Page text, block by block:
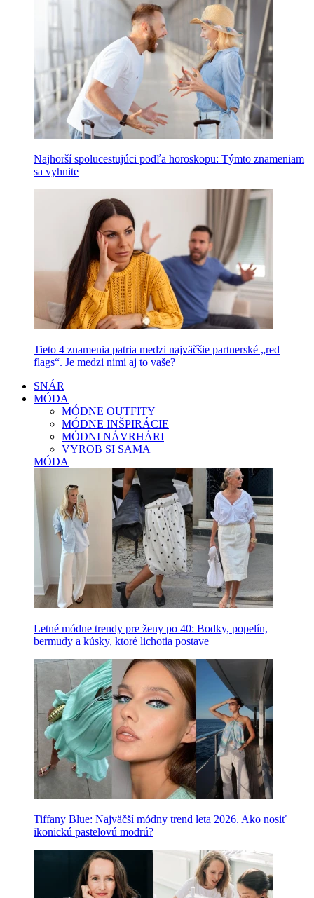
Najhorší spolucestujúci podľa horoskopu: Týmto znameniam
sa vyhnite
Tieto 4 znamenia patria medzi najväčšie partnerské „red
flags“. Je medzi nimi aj to vaše?
SNÁR
MÓDA
MÓDNE OUTFITY
MÓDNE INŠPIRÁCIE
MÓDNI NÁVRHÁRI
VYROB SI SAMA
MÓDA
Letné módne trendy pre ženy po 40: Bodky, popelín,
bermudy a kúsky, ktoré lichotia postave
Tiffany Blue: Najväčší módny trend leta 2026. Ako nosiť
ikonickú pastelovú modrú?